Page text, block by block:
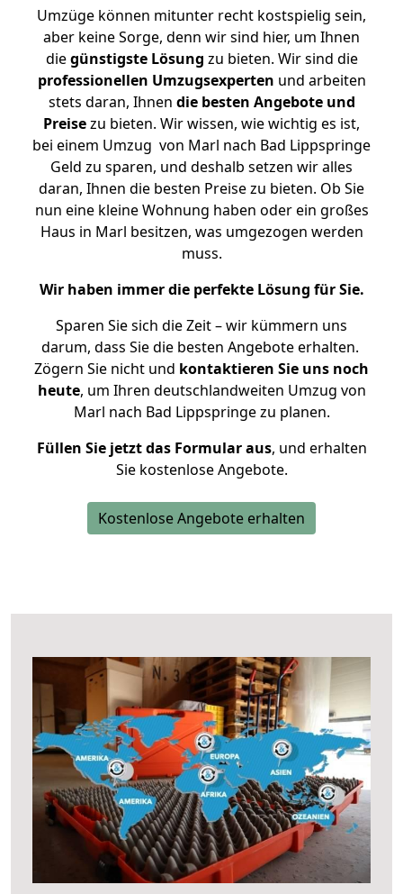
Umzüge können mitunter recht kostspielig sein,
aber keine Sorge, denn wir sind hier, um Ihnen
diegünstigste Lösung zu bieten. Wir sind die
professionellen Umzugsexperten und arbeiten
stets daran, Ihnen die besten Angebote und
Preisezu bieten. Wir wissen, wie wichtig es ist,
bei einem Umzug von Marl nach Bad Lippspringe
Geld zu sparen, und deshalb setzen wir alles
daran, Ihnen die besten Preise zu bieten. Ob Sie
nun eine kleine Wohnung haben oder ein großes
Haus in Marl besitzen, was umgezogen werden
muss.
Wir haben immer die perfekte Lösung für Sie.
Sparen Sie sich die Zeit – wir kümmern uns
darum, dass Sie die besten Angebote erhalten.
Zögern Sie nicht und kontaktieren Sie uns noch
heute, um Ihren deutschlandweiten Umzug von
Marl nach Bad Lippspringe zu planen.
Füllen Sie jetzt das Formular aus, und erhalten
Sie kostenlose Angebote.
Kostenlose Angebote erhalten